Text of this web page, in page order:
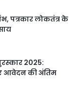
पत्रकार लोकतंत्र के
2025:
आवेदन की अंतिम